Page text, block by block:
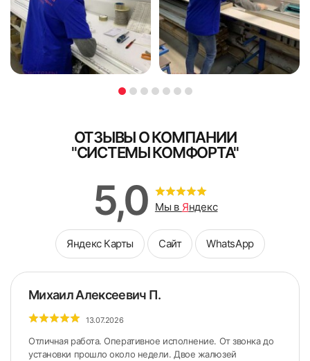
6. Закрепляем фиксатор троса в нижней части окна с
Я ознакомлен и согласен сполитикой об обработке
персональных данных
доплата принимается наличными.
Я ознакомлен и согласен сполитикой об обработке
персональных данных
Поле обязательно для заполнения
ОТЗЫВЫ О КОМПАНИИ
"СИСТЕМЫ КОМФОРТА"
5,0 Мы в Яндекс
Яндекс Карты Сайт WhatsApp
Михаил Алексеевич П.
13.07.2026
Отличная работа. Оперативное исполнение. От звонка до
установки прошло около недели. Двое жалюзей